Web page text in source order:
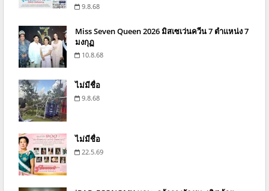
9.8.68
Miss Seven Queen 2026 มิสเซเว่นควีน 7 ตำแหน่ง 7
มงกุฏ
10.8.68
ไม่มีชื่อ
9.8.68
ไม่มีชื่อ
22.5.69